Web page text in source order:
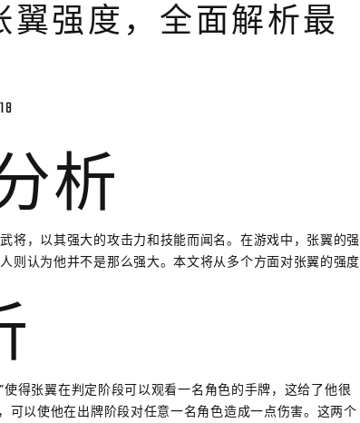
强度，全面解析最
析
将，以其强大的攻击力和技能而闻名。在游戏中，张翼的强
则认为他并不是那么强大。本文将从多个方面对张翼的强度
使得张翼在判定阶段可以观看一名角色的手牌，这给了他很
可以使他在出牌阶段对任意一名角色造成一点伤害。这两个